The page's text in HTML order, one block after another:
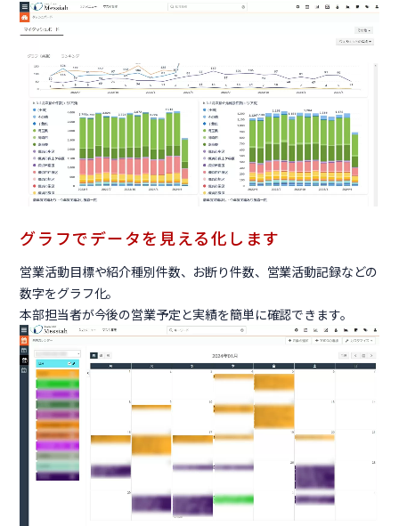
グラフでデータを見える化します
営業活動目標や紹介種別件数、お断り件数、営業活動記録などの
数字をグラフ化。
本部担当者が今後の営業予定と実績を簡単に確認できます。